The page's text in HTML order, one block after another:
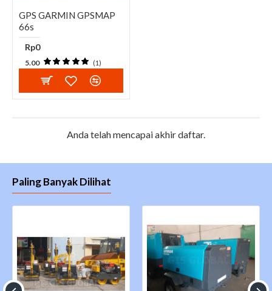
GPS GARMIN GPSMAP
66s
Rp0
5.00 (1)
Anda telah mencapai akhir daftar.
Paling Banyak Dilihat